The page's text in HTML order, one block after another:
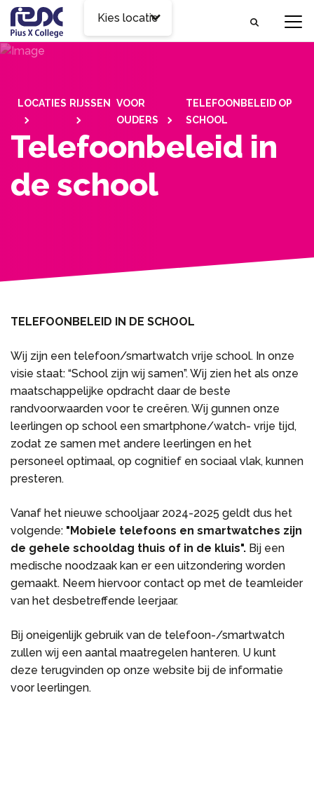
Kies locatie
LOCATIES RIJSSEN
VOOR
OUDERS
TELEFOONBELEID OP
SCHOOL
Telefoonbeleid in
de school
TELEFOONBELEID IN DE SCHOOL
Wij zijn een telefoon/smartwatch vrije school. In onze
visie staat: “School zijn wij samen”. Wij zien het als onze
maatschappelijke opdracht daar de beste
randvoorwaarden voor te creëren. Wij gunnen onze
leerlingen op school een smartphone/watch- vrije tijd,
zodat ze samen met andere leerlingen en het
personeel optimaal, op cognitief en sociaal vlak, kunnen
presteren.
Vanaf het nieuwe schooljaar 2024-2025 geldt dus het
volgende: "Mobiele telefoons en smartwatches zijn
de gehele schooldag thuis of in de kluis". Bij een
medische noodzaak kan er een uitzondering worden
gemaakt. Neem hiervoor contact op met de teamleider
van het desbetreffende leerjaar.
Bij oneigenlijk gebruik van de telefoon-/smartwatch
zullen wij een aantal maatregelen hanteren. U kunt
deze terugvinden op onze website bij de informatie
voor leerlingen.